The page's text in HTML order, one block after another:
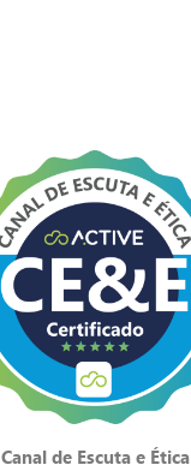
Canal de Escuta e Ética